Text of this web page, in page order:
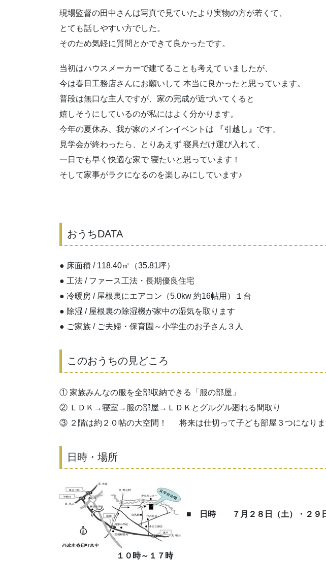
現場監督の田中さんは写真で見ていたより実物の方が若くて、
とても話しやすい方でした。
そのため気軽に質問とかできて良かったです。
当初はハウスメーカーで建てることも考えて いましたが、
今は春日工務店さんにお願いして 本当に良かったと思っています。
普段は無口な主人ですが、家の完成が近づいてくると
嬉しそうにしているのが私にはよく分かります。
今年の夏休み、我が家のメインイベントは 『引越し』です。
見学会が終わったら、とりあえず 寝具だけ運び入れて、
一日でも早く快適な家で 寝たいと思っています！
そして家事がラクになるのを楽しみにしています♪
おうちDATA
● 床面積 / 118.40㎡（35.81坪）
● 工法 / ファース工法・長期優良住宅
● 冷暖房 / 屋根裏にエアコン（5.0kw 約16帖用）１台
● 除湿 / 屋根裏の除湿機が家中の湿気を取ります
● ご家族 / ご夫婦・保育園～小学生のお子さん３人
このおうちの見どころ
① 家族みんなの服を全部収納できる「服の部屋」
② ＬＤＫ→寝室→服の部屋→ＬＤＫとグルグル廻れる間取り
③ ２階は約２０帖の大空間！ 将来は仕切って子ども部屋３つになりま
日時・場所
■ 日時 ７月２８日（土）・２９日
１０時～１７時